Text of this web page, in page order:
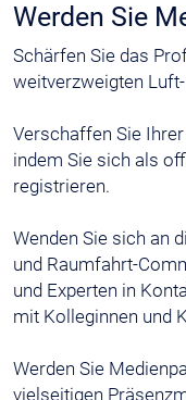
Werden Sie
Schärfen Sie das
weitverzweigten
Verschaffen Sie
indem Sie sich als
registrieren.
Wenden Sie sich an
und Raumfahrt-
und Experten in
mit Kolleginnen und
Werden Sie
vielseitigen